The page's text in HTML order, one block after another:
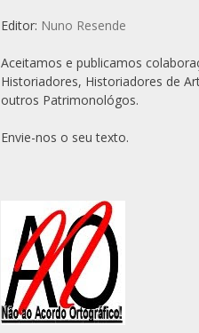
Editor: Nuno Resende
Aceitamos e publicamos
Historiadores, Historiadores de
outros Patrimonológos.
Envie-nos o seu texto.